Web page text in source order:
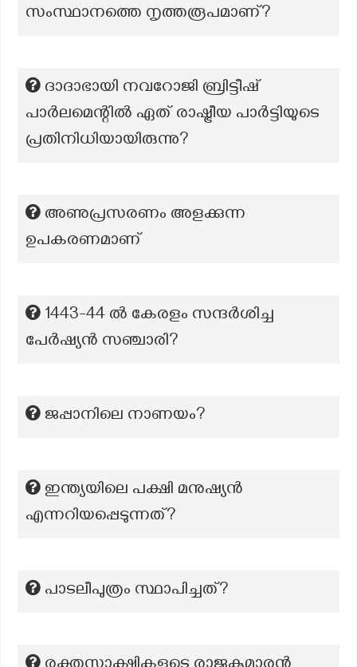
സംസ്ഥാനത്തെ നൃത്തരൂപമാണ്?
ദാദാഭായി നവറോജി ബ്രിട്ടീഷ്
പാർലമെന്റിൽ ഏത് രാഷ്ട്രീയ പാർട്ടിയുടെ
പ്രതിനിധിയായിരുന്നു?
അണുപ്രസരണം അളക്കുന്ന
ഉപകരണമാണ്
1443-44 ൽ കേരളം സന്ദർശിച്ച
പേർഷ്യൻ സഞ്ചാരി?
ജപ്പാനിലെ നാണയം?
ഇന്ത്യയിലെ പക്ഷി മനുഷ്യൻ
എന്നറിയപ്പെടുന്നത്?
പാടലീപുത്രം സ്ഥാപിച്ചത്?